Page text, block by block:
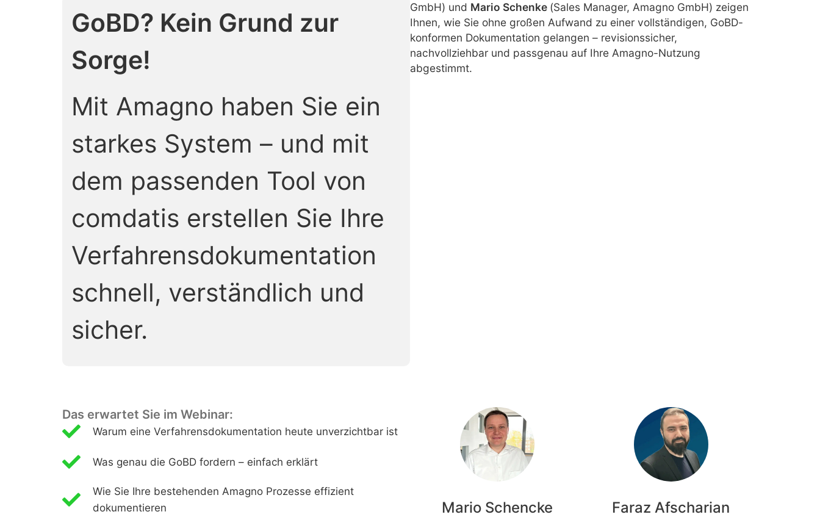
GoBD? Kein Grund zur
Sorge!
Mit Amagno haben Sie ein
starkes System – und mit
dem passenden Tool von
comdatis erstellen Sie Ihre
Verfahrensdokumentation
schnell, verständlich und
sicher.
GmbH) und Mario Schenke (Sales Manager, Amagno GmbH) zeigen
Ihnen, wie Sie ohne großen Aufwand zu einer vollständigen, GoBD-
konformen Dokumentation gelangen – revisionssicher,
nachvollziehbar und passgenau auf Ihre Amagno-Nutzung
abgestimmt.
Das erwartet Sie im Webinar:
Warum eine Verfahrensdokumentation heute unverzichtbar ist
Was genau die GoBD fordern – einfach erklärt
Wie Sie Ihre bestehenden Amagno Prozesse effizient
dokumentieren
Mario Schencke Faraz Afscharian